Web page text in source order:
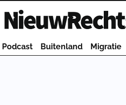
Homepage van NieuwRechts
Podcast Buitenland Migratie